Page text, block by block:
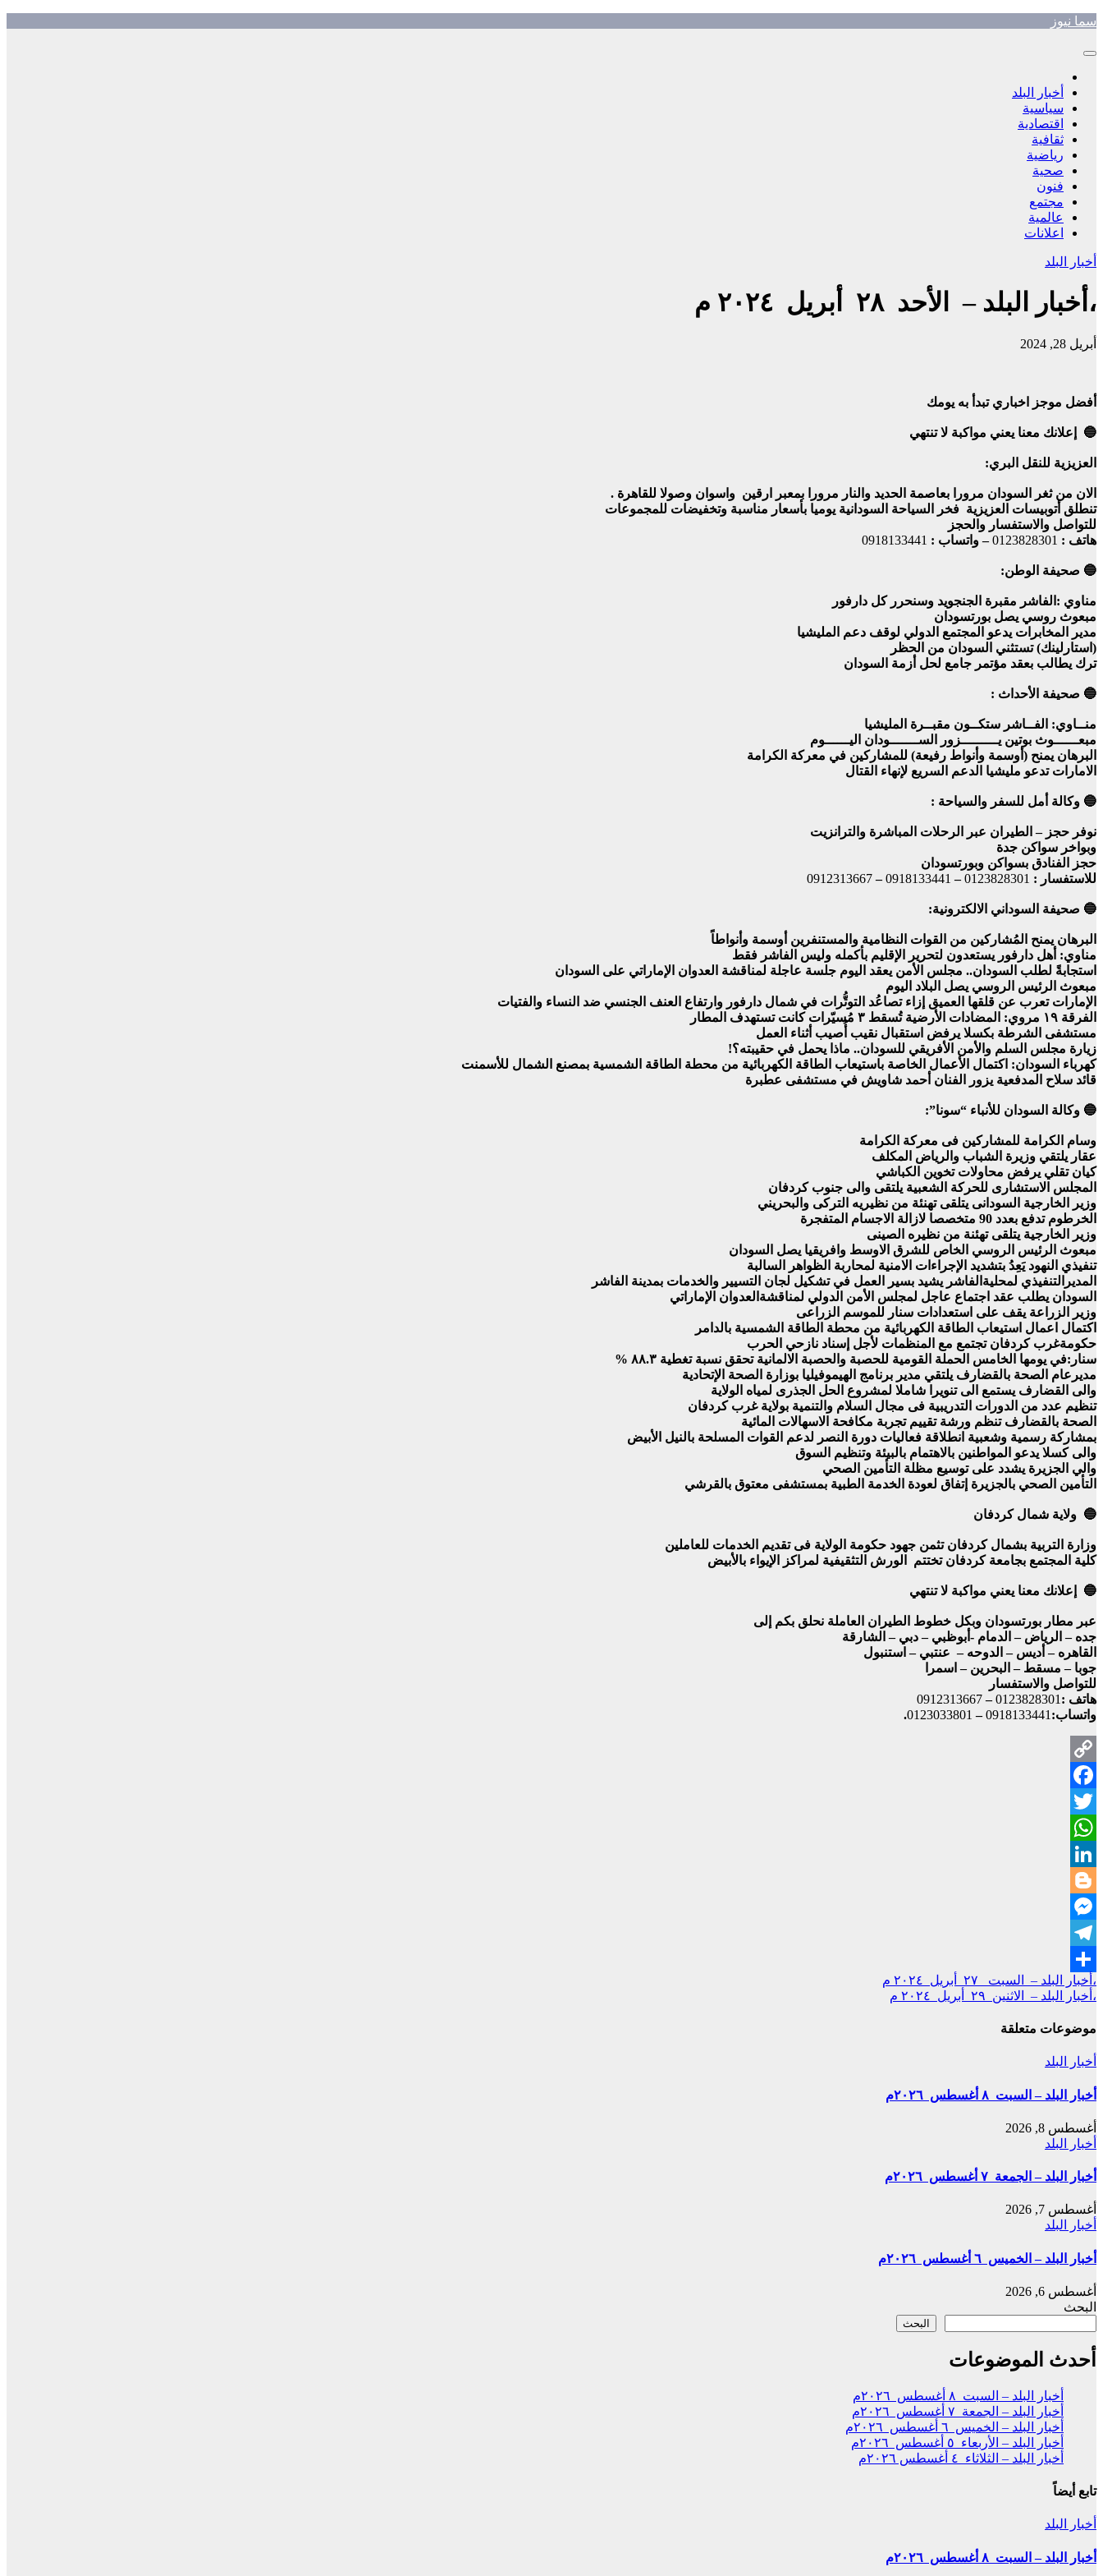
Skip
content
سما نيوز
أخبار البلد
سياسية
اقتصادية
ثقافية
رياضية
صحية
فنون
مجتمع
عالمية
اعلانات
أخبار البلد
،أخبار البلد – الأحد ٢٨ أبريل ٢٠٢٤ م
أبريل 28, 2024
أفضل موجز اخباري تبدأ به يومك
🔵 إعلانك معنا يعني مواكبة لا تنتهي
العزيزية للنقل البري:
الان من ثغر السودان مرورا بعاصمة الحديد والنار مرورا بمعبر ارقين واسوان وصولا للقاهرة .
تنطلق أتوبيسات العزيزية فخر السياحة السودانية يوميا بأسعار مناسبة وتخفيضات للمجموعات
للتواصل والاستفسار والحجز
هاتف : 0123828301– واتساب : 0918133441
🔵 صحيفة الوطن:
مناوي :الفاشر مقبرة الجنجويد وسنحرر كل دارفور
مبعوث روسي يصل بورتسودان
مدير المخابرات يدعو المجتمع الدولي لوقف دعم المليشيا
(استارلينك) تستثني السودان من الحظر
ترك يطالب بعقد مؤتمر جامع لحل أزمة السودان
🔵 صحيفة الأحداث :
منــاوي: الفــاشر ستكــون مقبــرة المليشيا
مبعــــــوث بوتين يـــــــــزور الســـــــودان اليــــــوم
البرهان يمنح (أوسمة وأنواط رفيعة) للمشاركين في معركة الكرامة
الامارات تدعو مليشيا الدعم السريع لإنهاء القتال
🔵 وكالة أمل للسفر والسياحة :
نوفر حجز – الطيران عبر الرحلات المباشرة والترانزيت
وبواخر سواكن جدة
حجز الفنادق بسواكن وبورتسودان
للاستفسار : 0123828301
–
0918133441
–
0912313667
🔵 صحيفة السوداني الالكترونية:
البرهان يمنح المُشاركين من القوات النظامية والمستنفرين أوسمة وأنواطاً
مناوي: أهل دارفور يستعدون لتحرير الإقليم بأكمله وليس الفاشر فقط
استجابةً لطلب السودان.. مجلس الأمن يعقد اليوم جلسة عاجلة لمناقشة العدوان الإماراتي على السودان
مبعوث الرئيس الروسي يصل البلاد اليوم
الإمارات تعرب عن قلقها العميق إزاء تصاعُد التوتُّرات في شمال دارفور وارتفاع العنف الجنسي ضد النساء والفتيات
الفرقة ١٩ مروي: المضادات الأرضية تُسقط ٣ مُسيّرات كانت تستهدف المطار
مستشفى الشرطة بكسلا يرفض استقبال نقيب أُصيب أثناء العمل
زيارة مجلس السلم والأمن الأفريقي للسودان.. ماذا يحمل في حقيبته؟!
كهرباء السودان: اكتمال الأعمال الخاصة باستيعاب الطاقة الكهربائية من محطة الطاقة الشمسية بمصنع الشمال للأسمنت
قائد سلاح المدفعية يزور الفنان أحمد شاويش في مستشفى عطبرة
🔵 وكالة السودان للأنباء “سونا”:
وسام الكرامة للمشاركين فى معركة الكرامة
عقار يلتقي وزيرة الشباب والرياض المكلف
كيان تقلي يرفض محاولات تخوين الكباشي
المجلس الاستشارى للحركة الشعبية يلتقى والى جنوب كردفان
وزير الخارجية السودانى يتلقى تهنئة من نظيريه التركى والبحريني
الخرطوم تدفع بعدد 90 متخصصا لازالة الاجسام المتفجرة
وزير الخارجية يتلقى تهئنة من نظيره الصينى
مبعوث الرئيس الروسي الخاص للشرق الاوسط وافريقيا يصل السودان
تنفيذي النهود يَعِدُ بتشديد الإجراءات الامنية لمحاربة الظواهر السالبة
المديرالتنفيذي لمحليةالفاشر يشيد بسير العمل في تشكيل لجان التسيير والخدمات بمدينة الفاشر
السودان يطلب عقد اجتماع عاجل لمجلس الأمن الدولي لمناقشةالعدوان الإماراتي
وزير الزراعة يقف على استعدادات سنار للموسم الزراعى
اكتمال اعمال استيعاب الطاقة الكهربائية من محطة الطاقة الشمسية بالدامر
حكومةغرب كردفان تجتمع مع المنظمات لأجل إسناد نازحي الحرب
سنار:في يومها الخامس الحملة القومية للحصبة والحصبة الالمانية تحقق نسبة تغطية ٨٨.٣ %
مديرعام الصحة بالقضارف يلتقي مدير برنامج الهيموفيليا بوزارة الصحة الإتحادية
والى القضارف يستمع الى تنويرا شاملا لمشروع الحل الجذرى لمياه الولاية
تنظيم عدد من الدورات التدريبية فى مجال السلام والتنمية بولاية غرب كردفان
الصحة بالقضارف تنظم ورشة تقييم تجربة مكافحة الاسهالات المائية
بمشاركة رسمية وشعبية انطلاقة فعاليات دورة النصر لدعم القوات المسلحة بالنيل الأبيض
والى كسلا يدعو المواطنين بالاهتمام بالبيئة وتنظيم السوق
والي الجزيرة يشدد على توسيع مظلة التأمين الصحي
التأمين الصحي بالجزيرة إتفاق لعودة الخدمة الطبية بمستشفى معتوق بالقرشي
🔵 ولاية شمال كردفان
وزارة التربية بشمال كردفان تثمن جهود حكومة الولاية فى تقديم الخدمات للعاملين
كلية المجتمع بجامعة كردفان تختتم الورش التثقيفية لمراكز الإيواء بالأبيض
🔵 إعلانك معنا يعني مواكبة لا تنتهي
عبر مطار بورتسودان وبكل خطوط الطيران العاملة نحلق بكم إلى
جده – الرياض – الدمام -أبوظبي – دبي – الشارقة
القاهره – أديس – الدوحه – عنتبي – استنبول
جوبا – مسقط – البحرين – اسمرا
للتواصل والاستفسار
هاتف : 0123828301
–
0912313667
واتساب: 0918133441
–
0123033801
.
Copy
Link
Facebook
Twitter
WhatsApp
LinkedIn
Blogger
Messenger
Telegram
Share
تصفّح
المقالات
،أخبار البلد – السبت ٢٧ أبريل ٢٠٢٤ م
،أخبار البلد – الاثنين ٢٩ أبريل ٢٠٢٤ م
موضوعات متعلقة
أخبار البلد
أخبار البلد – السبت ٨ أغسطس ٢٠٢٦م
أغسطس 8, 2026
أخبار البلد
أخبار البلد – الجمعة ٧ أغسطس ٢٠٢٦م
أغسطس 7, 2026
أخبار البلد
أخبار البلد – الخميس ٦ أغسطس ٢٠٢٦م
أغسطس 6, 2026
البحث
البحث
أحدث الموضوعات
أخبار البلد – السبت ٨ أغسطس ٢٠٢٦م
أخبار البلد – الجمعة ٧ أغسطس ٢٠٢٦م
أخبار البلد – الخميس ٦ أغسطس ٢٠٢٦م
أخبار البلد – الأربعاء ٥ أغسطس ٢٠٢٦م
أخبار البلد – الثلاثاء ٤ أغسطس ٢٠٢٦م
تابع أيضاً
أخبار البلد
أخبار البلد – السبت ٨ أغسطس ٢٠٢٦م